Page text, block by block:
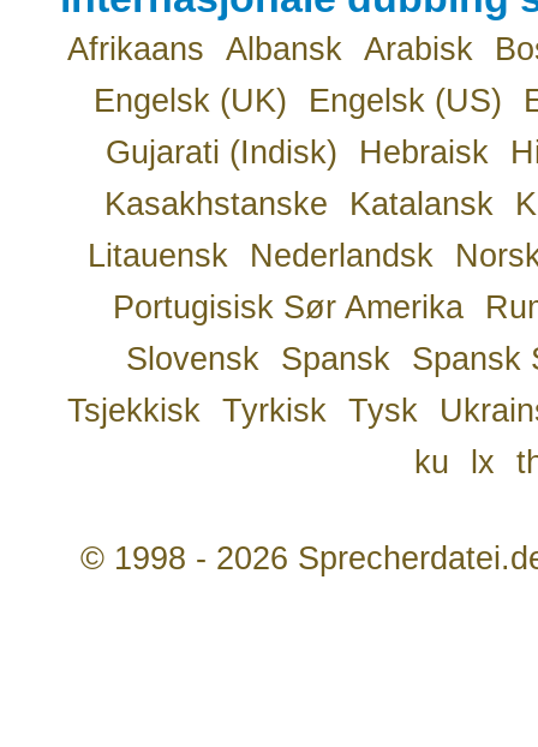
Afrikaans Albansk Arabisk
Engelsk (UK)
Engelsk (US)
Gujarati (Indisk)
Hebraisk
Kasakhstanske
Katalansk
Litauensk
Nederlandsk
Portugisisk Sør Amerika
Slovensk
Spansk
Spansk
Tsjekkisk
Tyrkisk Tysk
ku
lx
© 1998 - 2026